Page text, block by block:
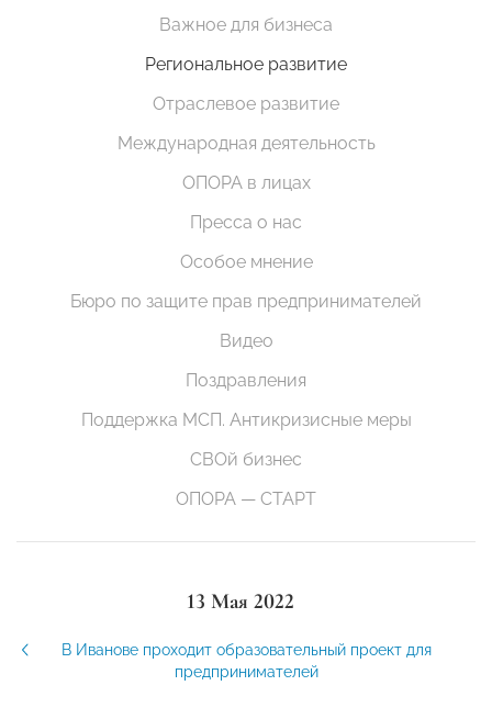
Важное для бизнеса
Региональное развитие
Отраслевое развитие
Международная деятельность
ОПОРА в лицах
Пресса о нас
Особое мнение
Бюро по защите прав предпринимателей
Видео
Поздравления
Поддержка МСП. Антикризисные меры
СВОй бизнес
ОПОРА — СТАРТ
13 Мая 2022
В Иванове проходит образовательный проект для
предпринимателей